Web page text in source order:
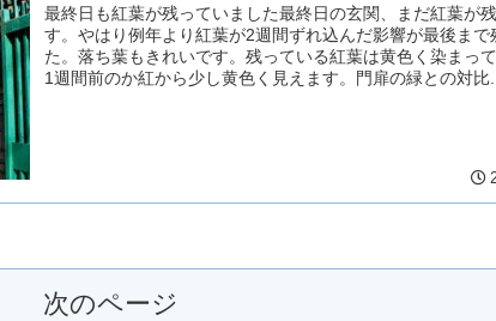
最終日も紅葉が残っていました最終日の玄関、まだ紅葉が
す。やはり例年より紅葉が2週間ずれ込んだ影響が最後まで
た。落ち葉もきれいです。残っている紅葉は黄色く染まって
1週間前のか紅から少し黄色く見えます。門扉の緑との対比
次のページ